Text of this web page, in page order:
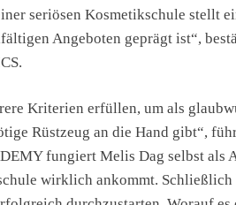
seriösen Kosmetikschule stellt
Angeboten geprägt ist“,
Kriterien erfüllen, um als
Rüstzeug an die Hand gibt“,
fungiert Melis Dag selbst als
wirklich ankommt. Schließlich